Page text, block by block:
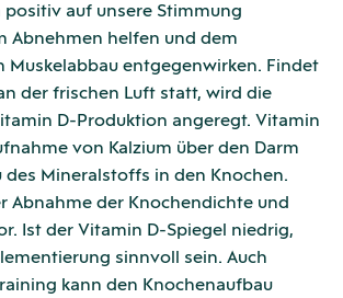
positiv auf unsere Stimmung
Abnehmen helfen und dem
Muskelabbau entgegenwirken. Findet
der frischen Luft statt, wird die
D-Produktion angeregt. Vitamin
von Kalzium über den Darm
des Mineralstoffs in den Knochen.
Abnahme der Knochendichte und
Ist der Vitamin D-Spiegel niedrig,
sinnvoll sein. Auch
kann den Knochenaufbau